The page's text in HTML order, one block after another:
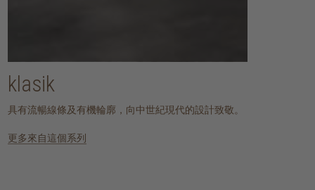
klasik
具有流暢線條及有機輪廓，向中世紀現代的設計致敬。
更多來自這個系列